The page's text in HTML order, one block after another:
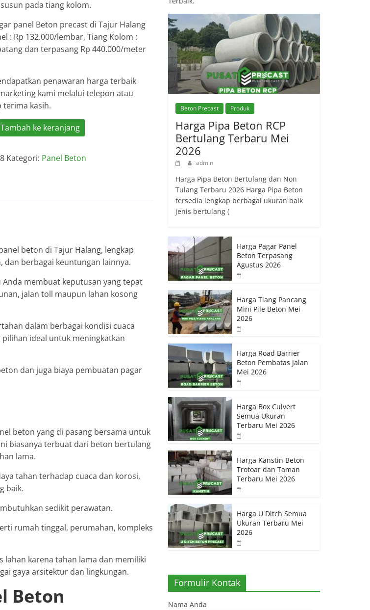
pada tiang kolom.
panel Beton precast di Tajur Halang
: Rp 132.000/lembar, Tiang Kolom :
dan terpasang Rp 440.000/meter
penawaran harga terbaik
kami melalui telepon atau
terima kasih.
Tambah ke keranjang
Kategori: Panel Beton
beton di Tajur Halang, lengkap
dan berbagai keuntungan lainnya.
membuat keputusan yang tepat
jalan toll maupun lahan kosong
dalam berbagai kondisi cuaca
ideal untuk meningkatkan
dan juga biaya pembuatan pagar
beton yang di pasang bersama untuk
biasanya terbuat dari beton bertulang
lama.
tahan terhadap cuaca dan korosi,
baik.
sedikit perawatan.
rumah tinggal, perumahan, kompleks
lahan karena tahan lama dan memiliki
gaya arsitektur dan lingkungan.
Beton
Beton Precast Produk
Harga Pipa Beton RCP
Bertulang Terbaru Mei
2026
admin
Harga Pipa Beton Bertulang dan Non
Tulang Terbaru 2026 Harga Pipa Beton
tersedia lengkap berbagai ukuran baik
jenis bertulang (
Harga Pagar Panel
Beton Terpasang
Agustus 2026
Harga Tiang Pancang
Mini Pile Beton Mei
2026
Harga Road Barrier
Beton Pembatas Jalan
Mei 2026
Harga Box Culvert
Semua Ukuran
Terbaru Mei 2026
Harga Kanstin Beton
Trotoar dan Taman
Terbaru Mei 2026
Harga U Ditch Semua
Ukuran Terbaru Mei
2026
Formulir Kontak
Nama Anda